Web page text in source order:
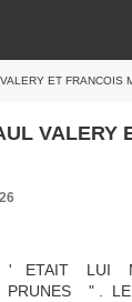
ET FRANCOIS
ETAIT LUI
" .